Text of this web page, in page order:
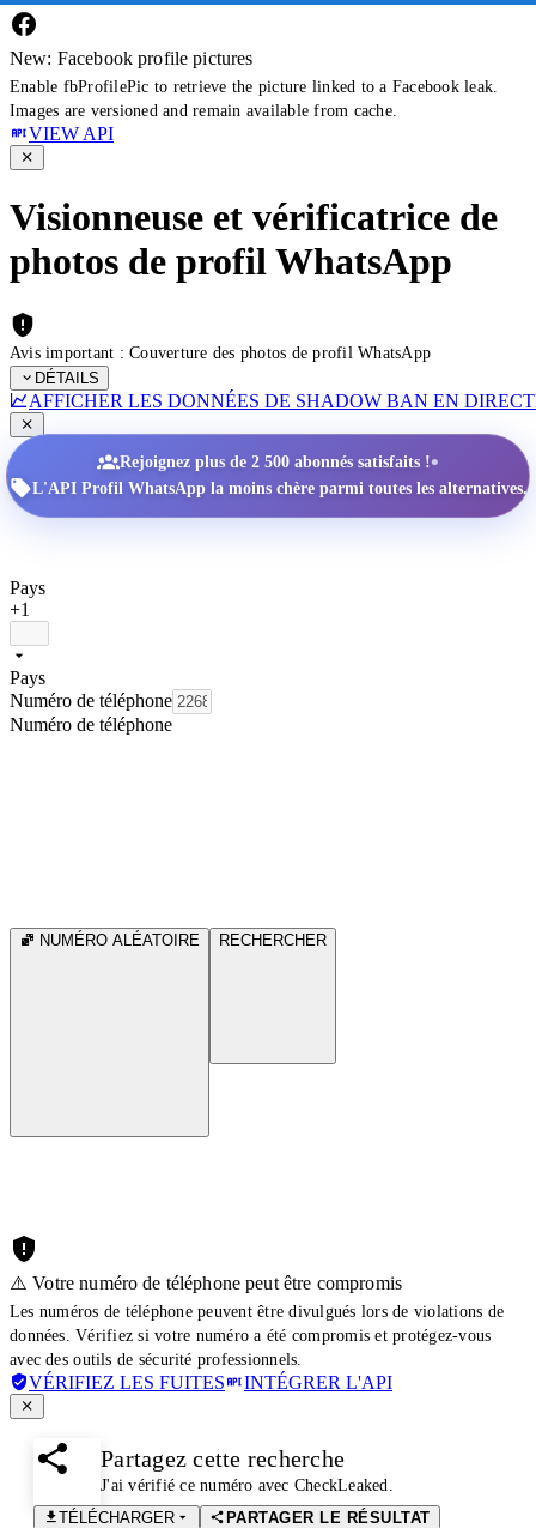
New: Facebook profile pictures
Enable fbProfilePic to retrieve the picture linked to a Facebook leak.
Images are versioned and remain available from cache.
VIEW API
Visionneuse et vérificatrice de
photos de profil WhatsApp
Avis important : Couverture des photos de profil WhatsApp
DÉTAILS
AFFICHER LES DONNÉES DE SHADOW BAN EN DIRECT
Rejoignez plus de 2 500 abonnés satisfaits !•
L'API Profil WhatsApp la moins chère parmi toutes les alternatives.
Pays
+1
Pays
Numéro de téléphone
Numéro de téléphone
NUMÉRO ALÉATOIRE RECHERCHER
⚠️ Votre numéro de téléphone peut être compromis
Les numéros de téléphone peuvent être divulgués lors de violations de
données. Vérifiez si votre numéro a été compromis et protégez-vous
avec des outils de sécurité professionnels.
VÉRIFIEZ LES FUITES INTÉGRER L'API
Partagez cette recherche
J'ai vérifié ce numéro avec CheckLeaked.
TÉLÉCHARGER
PARTAGER LE RÉSULTAT